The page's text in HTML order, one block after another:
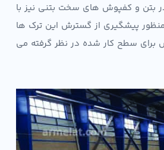
بتن و کفپوش های سخت بتنی نیز با
پیشگیری از گسترش این ترک ها
سطح کار شده در نظر گرفته می